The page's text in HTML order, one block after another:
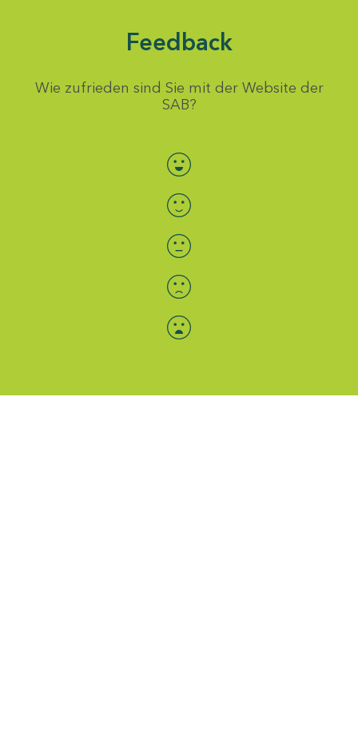
Feedback
Wie zufrieden sind Sie mit der Website der
SAB?
Bewertung auswählen